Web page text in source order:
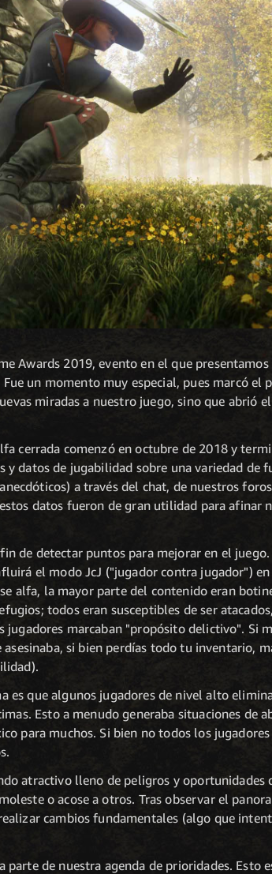
Awards 2019, evento en el que
un momento muy especial, pues marcó el
miradas a nuestro juego, sino que abrió
cerrada comenzó en octubre de 2018 y
y datos de jugabilidad sobre una variedad de
a través del chat, de nuestros
datos fueron de gran utilidad para afinar
de detectar puntos para mejorar en el
el modo JcJ ("jugador contra jugador")
alfa, la mayor parte del contenido eran
todos eran susceptibles de ser
jugadores marcaban "propósito delictivo". Si
si bien perdías todo tu inventario,
es que algunos jugadores de nivel alto
Esto a menudo generaba situaciones de
para muchos. Si bien no todos los
atractivo lleno de peligros y oportunidades
o acose a otros. Tras observar el
cambios fundamentales (algo que
parte de nuestra agenda de prioridades. Esto